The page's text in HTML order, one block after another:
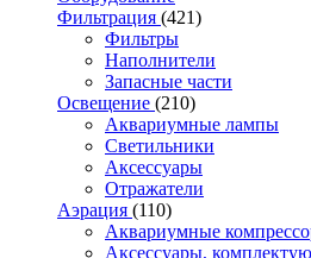
Фильтрация (421)
Фильтры
Наполнители
Запасные части
Освещение (210)
Аквариумные лампы
Светильники
Аксессуары
Отражатели
Аэрация (110)
Аквариумные
Аксессуары,